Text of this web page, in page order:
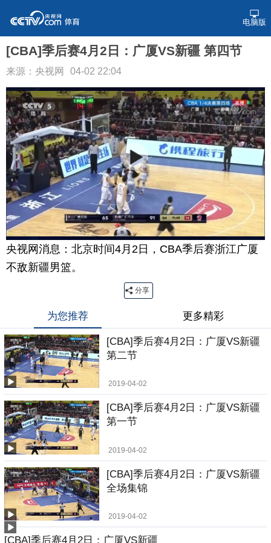
电脑版
[CBA]季后赛4月2日：广厦VS新疆 第四节
来源：央视网 04-02 22:04
央视网消息：北京时间4月2日，CBA季后赛浙江广厦
不敌新疆男篮。
分享
为您推荐 更多精彩
[CBA]季后赛4月2日：广厦VS新疆
第二节
2019-04-02
[CBA]季后赛4月2日：广厦VS新疆
第一节
2019-04-02
[CBA]季后赛4月2日：广厦VS新疆
全场集锦
2019-04-02
[CBA]季后赛4月2日：广厦VS新疆